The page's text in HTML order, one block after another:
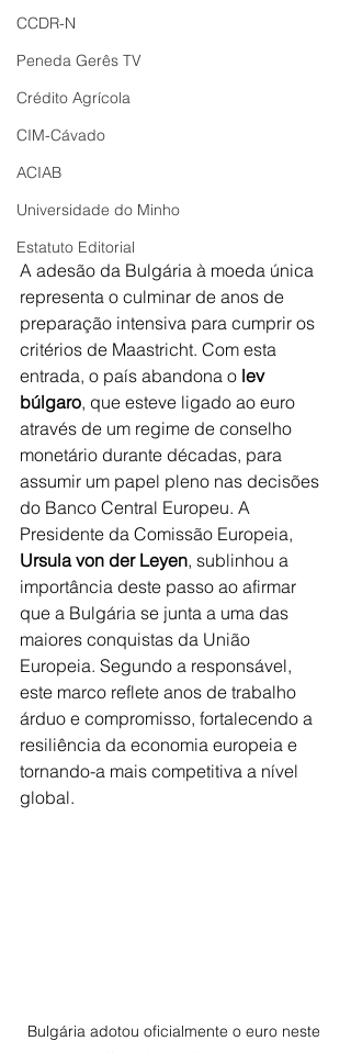
CCDR-N
Peneda Gerês TV
Crédito Agrícola
CIM-Cávado
ACIAB
Universidade do Minho
Estatuto Editorial
A adesão da Bulgária à moeda única
representa o culminar de anos de
preparação intensiva para cumprir os
critérios de Maastricht. Com esta
entrada, o país abandona o lev
búlgaro, que esteve ligado ao euro
através de um regime de conselho
monetário durante décadas, para
assumir um papel pleno nas decisões
do Banco Central Europeu. A
Presidente da Comissão Europeia,
Ursula von der Leyen, sublinhou a
importância deste passo ao afirmar
que a Bulgária se junta a uma das
maiores conquistas da União
Europeia. Segundo a responsável,
este marco reflete anos de trabalho
árduo e compromisso, fortalecendo a
resiliência da economia europeia e
tornando-a mais competitiva a nível
global.
Bulgária adotou oficialmente o euro neste